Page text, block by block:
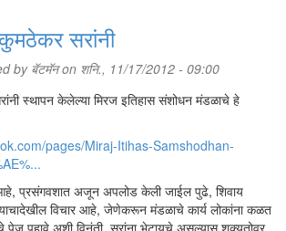
सरांनी
by बॅटमॅनon शनि., 11/17/2012 - 09:00
स्थापन केलेल्या मिरज इतिहास संशोधन मंडळाचे हे
pages/Miraj-Itihas-Samshodhan-
आहे, प्रसंगवशात अजून अपलोड केली जाईल पुढे, शिवाय
विचार आहे, जेणेकरून मंडळाचे कार्य लोकांना कळत
पेज पहावे अशी विनंती. सरांना भेटायचे असल्यास शक्यतोवर